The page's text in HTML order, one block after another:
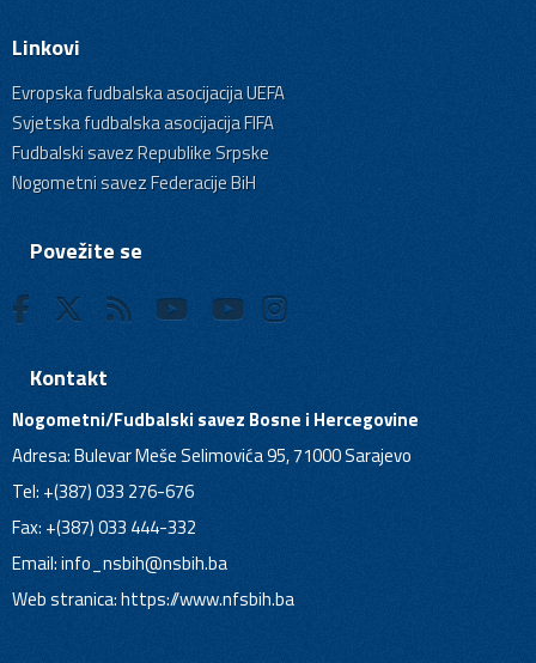
Linkovi
Evropska fudbalska asocijacija UEFA
Svjetska fudbalska asocijacija FIFA
Fudbalski savez Republike Srpske
Nogometni savez Federacije BiH
Povežite se
Kontakt
Nogometni/Fudbalski savez Bosne i Hercegovine
Adresa: Bulevar Meše Selimovića 95, 71000 Sarajevo
Tel: +(387) 033 276-676
Fax: +(387) 033 444-332
Email:info_nsbih@nsbih.ba
Web stranica: https://www.nfsbih.ba